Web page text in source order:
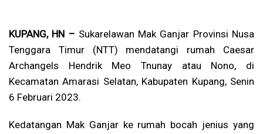
KUPANG, HN – Sukarelawan Mak Ganjar Provinsi Nusa
Tenggara Timur (NTT) mendatangi rumah Caesar
Archangels Hendrik Meo Tnunay atau Nono, di
Kecamatan Amarasi Selatan, Kabupaten Kupang, Senin
6 Februari 2023.
Kedatangan Mak Ganjar ke rumah bocah jenius yang